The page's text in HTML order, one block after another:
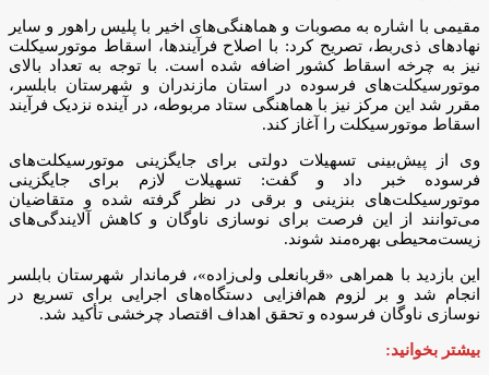
مقیمی با اشاره به مصوبات و هماهنگی‌های اخیر با پلیس راهور و سایر
نهادهای ذی‌ربط، تصریح کرد: با اصلاح فرآیندها، اسقاط موتورسیکلت
نیز به چرخه اسقاط کشور اضافه شده است. با توجه به تعداد بالای
موتورسیکلت‌های فرسوده در استان مازندران و شهرستان بابلسر،
مقرر شد این مرکز نیز با هماهنگی ستاد مربوطه، در آینده نزدیک فرآیند
اسقاط موتورسیکلت را آغاز کند.
وی از پیش‌بینی تسهیلات دولتی برای جایگزینی موتورسیکلت‌های
فرسوده خبر داد و گفت: تسهیلات لازم برای جایگزینی
موتورسیکلت‌های بنزینی و برقی در نظر گرفته شده و متقاضیان
می‌توانند از این فرصت برای نوسازی ناوگان و کاهش آلایندگی‌های
زیست‌محیطی بهره‌مند شوند.
این بازدید با همراهی «قربانعلی ولی‌زاده»، فرماندار شهرستان بابلسر
انجام شد و بر لزوم هم‌افزایی دستگاه‌های اجرایی برای تسریع در
نوسازی ناوگان فرسوده و تحقق اهداف اقتصاد چرخشی تأکید شد.
بیشتر بخوانید: